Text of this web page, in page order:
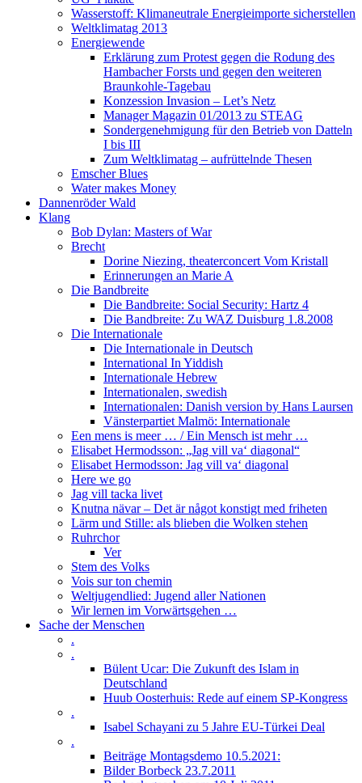
Wasserstoff: Klimaneutrale Energieimporte sicherstellen
Weltklimatag 2013
Energiewende
Erklärung zum Protest gegen die Rodung des
Hambacher Forsts und gegen den weiteren
Braunkohle-Tagebau
Konzession Invasion – Let’s Netz
Manager Magazin 01/2013 zu STEAG
Sondergenehmigung für den Betrieb von Datteln
I bis III
Zum Weltklimatag – aufrüttelnde Thesen
Emscher Blues
Water makes Money
Dannenröder Wald
Klang
Bob Dylan: Masters of War
Brecht
Dorine Niezing, theaterconcert Vom Kristall
Erinnerungen an Marie A
Die Bandbreite
Die Bandbreite: Social Security: Hartz 4
Die Bandbreite: Zu WAZ Duisburg 1.8.2008
Die Internationale
Die Internationale in Deutsch
International In Yiddish
Internationale Hebrew
Internationalen, swedish
Internationalen: Danish version by Hans Laursen
Vänsterpartiet Malmö: Internationale
Een mens is meer … / Ein Mensch ist mehr …
Elisabet Hermodsson: „Jag vill va‘ diagonal“
Elisabet Hermodsson: Jag vill va‘ diagonal
Here we go
Jag vill tacka livet
Knutna nävar – Det är något konstigt med friheten
Lärm und Stille: als blieben die Wolken stehen
Ruhrchor
Ver
Stem des Volks
Vois sur ton chemin
Weltjugendlied: Jugend aller Nationen
Wir lernen im Vorwärtsgehen …
Sache der Menschen
.
.
Bülent Ucar: Die Zukunft des Islam in
Deutschland
Huub Oosterhuis: Rede auf einem SP-Kongress
.
Isabel Schayani zu 5 Jahre EU-Türkei Deal
.
Beiträge Montagsdemo 10.5.2021:
Bilder Borbeck 23.7.2011